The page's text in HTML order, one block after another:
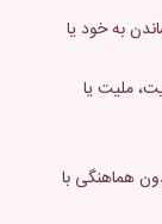
به خود یا
ملیت یا
هماهنگی با